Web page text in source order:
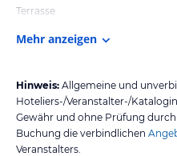
Terrasse
Mehr anzeigen
Hinweis: Allgemeine und
Hoteliers-/Veranstalter-/
Gewähr und ohne Prüfung
Buchung die verbindlichen
Veranstalters.